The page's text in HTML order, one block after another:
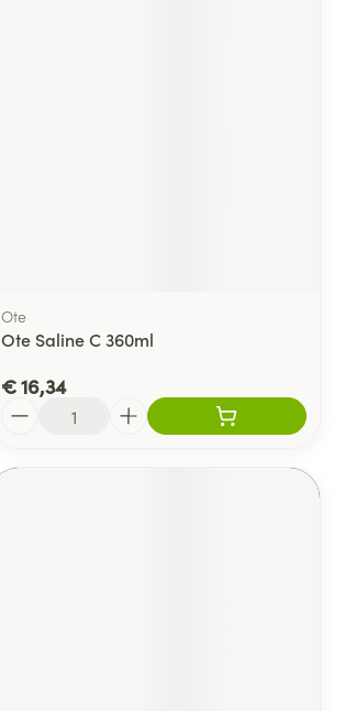
Ote
Ote Saline C 360ml
€ 16,34